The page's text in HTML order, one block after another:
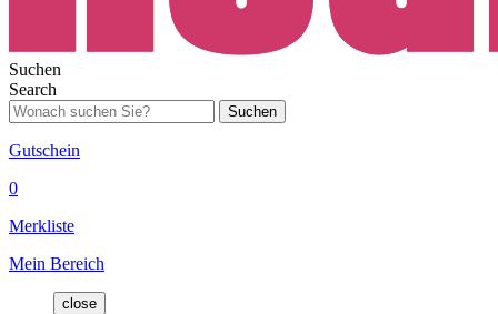
Suchen
Search
Suchen
Gutschein
0
Merkliste
Mein Bereich
close